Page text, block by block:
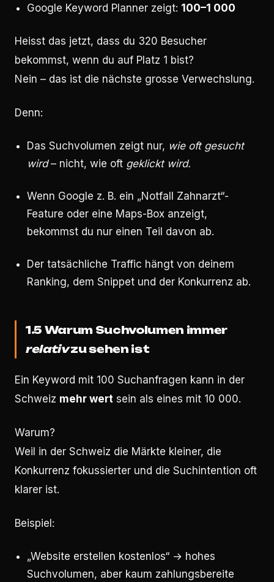
Google Keyword Planner zeigt: 100–1 000
Heisst das jetzt, dass du 320 Besucher
bekommst, wenn du auf Platz 1 bist?
Nein – das ist die nächste grosse Verwechslung.
Denn:
Das Suchvolumen zeigt nur, wie oft gesucht
wird– nicht, wie oft geklickt wird.
Wenn Google z. B. ein „Notfall Zahnarzt“-
Feature oder eine Maps-Box anzeigt,
bekommst du nur einen Teil davon ab.
Der tatsächliche Traffic hängt von deinem
Ranking, dem Snippet und der Konkurrenz ab.
1.5 Warum Suchvolumen immer
relativzu sehen ist
Ein Keyword mit 100 Suchanfragen kann in der
Schweiz mehr wert sein als eines mit 10 000.
Warum?
Weil in der Schweiz die Märkte kleiner, die
Konkurrenz fokussierter und die Suchintention oft
klarer ist.
Beispiel:
„Website erstellen kostenlos“ → hohes
Suchvolumen, aber kaum zahlungsbereite